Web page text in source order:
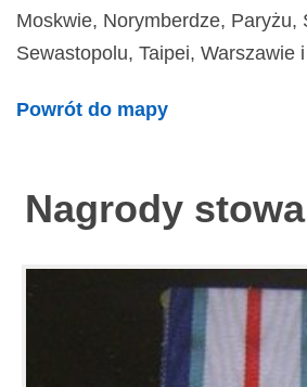
Moskwie, Norymberdze, Paryżu,
Sewastopolu, Taipei, Warszawie
Powrót do mapy
Nagrody